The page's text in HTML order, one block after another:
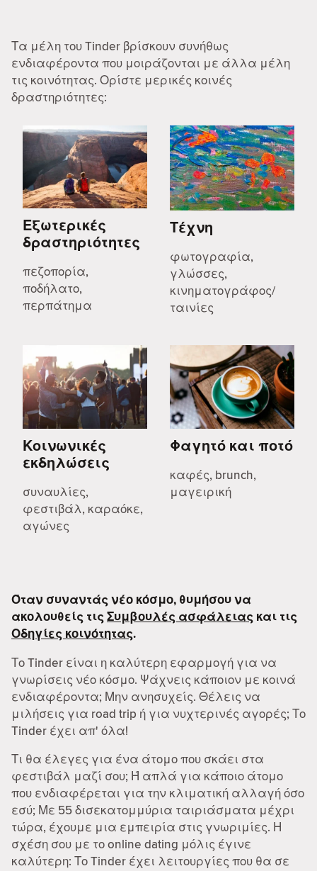
Τα μέλη του Tinder βρίσκουν συνήθως
ενδιαφέροντα που μοιράζονται με άλλα μέλη
τις κοινότητας. Ορίστε μερικές κοινές
δραστηριότητες:
Εξωτερικές
δραστηριότητες
πεζοπορία,
ποδήλατο,
περπάτημα
Τέχνη
φωτογραφία,
γλώσσες,
κινηματογράφος/
ταινίες
Κοινωνικές
εκδηλώσεις
συναυλίες,
φεστιβάλ, καραόκε,
αγώνες
Φαγητό και ποτό
καφές, brunch,
μαγειρική
Όταν συναντάς νέο κόσμο, θυμήσου να
ακολουθείς τιςΣυμβουλές ασφάλειας και τις
Οδηγίες κοινότητας.
Το Tinder είναι η καλύτερη εφαρμογή για να
γνωρίσεις νέο κόσμο. Ψάχνεις κάποιον με κοινά
ενδιαφέροντα; Μην ανησυχείς. Θέλεις να
μιλήσεις για road trip ή για νυχτερινές αγορές; Το
Tinder έχει απ' όλα!
Τι θα έλεγες για ένα άτομο που σκάει στα
φεστιβάλ μαζί σου; Ή απλά για κάποιο άτομο
που ενδιαφέρεται για την κλιματική αλλαγή όσο
εσύ; Με 55 δισεκατομμύρια ταιριάσματα μέχρι
τώρα, έχουμε μια εμπειρία στις γνωριμίες. Η
σχέση σου με το online dating μόλις έγινε
καλύτερη: Το Tinder έχει λειτουργίες που θα σε